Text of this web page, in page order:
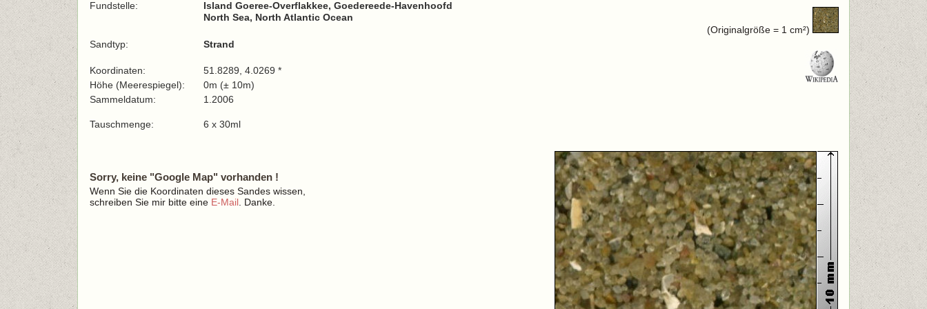
(Originalgröße = 1 cm²)
Fundstelle:
Island Goeree-Overflakkee, Goedereede-Havenhoofd
North Sea, North Atlantic Ocean
Sandtyp: Strand
Koordinaten:
51.8289, 4.0269 *
Höhe (Meerespiegel):
0m (± 10m)
Sammeldatum:
1.2006
Tauschmenge: 6 x 30ml
Sorry, keine "Google Map" vorhanden !
Wenn Sie die Koordinaten dieses Sandes wissen,
schreiben Sie mir bitte eine E-Mail . Danke.